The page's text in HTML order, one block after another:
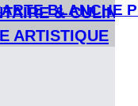
&
ARTISTIQUE
BLANCHE